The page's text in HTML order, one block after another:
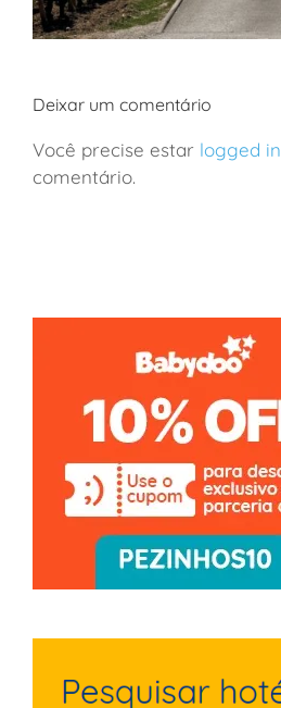
Deixar um comentário
Você precise estar logged in
comentário.